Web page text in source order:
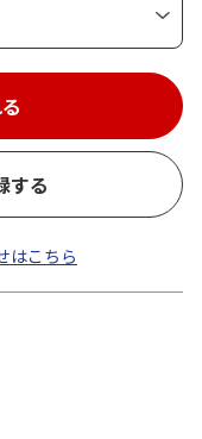
する
はこちら